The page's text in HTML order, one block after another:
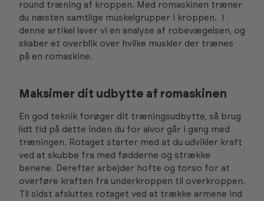
round træning af kroppen. Med romaskinen træner
du næsten samtlige muskelgrupper i kroppen. I
denne artikel laver vi en analyse af robevægelsen, og
skaber et overblik over hvilke muskler der trænes
på en romaskine.
Maksimer dit udbytte af romaskinen
En god teknik forøger dit træningsudbytte, så brug
lidt tid på dette inden du for alvor går i gang med
træningen. Rotaget starter med at du udvikler kraft
ved at skubbe fra med fødderne og strække
benene. Derefter arbejder hofte og torso for at
overføre kraften fra underkroppen til overkroppen.
Til sidst afsluttes rotaget ved at trække armene ind